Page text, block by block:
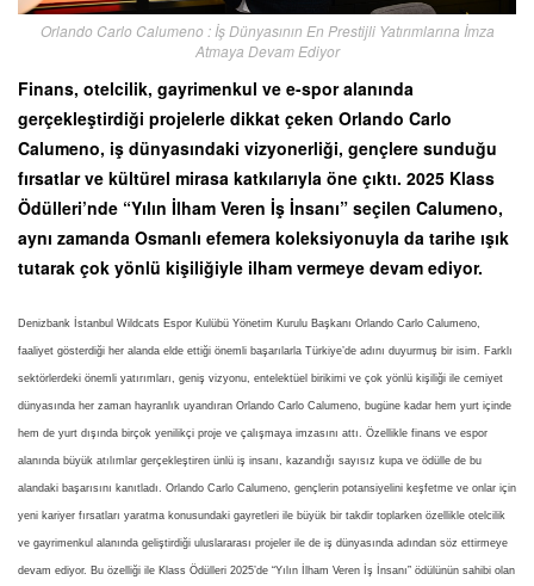
Orlando Carlo Calumeno : İş Dünyasının En Prestijli Yatırımlarına İmza
Atmaya Devam Ediyor
Finans, otelcilik, gayrimenkul ve e-spor alanında
gerçekleştirdiği projelerle dikkat çeken Orlando Carlo
Calumeno, iş dünyasındaki vizyonerliği, gençlere sunduğu
fırsatlar ve kültürel mirasa katkılarıyla öne çıktı. 2025 Klass
Ödülleri’nde “Yılın İlham Veren İş İnsanı” seçilen Calumeno,
aynı zamanda Osmanlı efemera koleksiyonuyla da tarihe ışık
tutarak çok yönlü kişiliğiyle ilham vermeye devam ediyor.
Denizbank İstanbul Wildcats Espor Kulübü Yönetim Kurulu Başkanı Orlando Carlo Calumeno,
faaliyet gösterdiği her alanda elde ettiği önemli başarılarla Türkiye’de adını duyurmuş bir isim. Farklı
sektörlerdeki önemli yatırımları, geniş vizyonu, entelektüel birikimi ve çok yönlü kişiliği ile cemiyet
dünyasında her zaman hayranlık uyandıran Orlando Carlo Calumeno, bugüne kadar hem yurt içinde
hem de yurt dışında birçok yenilikçi proje ve çalışmaya imzasını attı. Özellikle finans ve espor
alanında büyük atılımlar gerçekleştiren ünlü iş insanı, kazandığı sayısız kupa ve ödülle de bu
alandaki başarısını kanıtladı. Orlando Carlo Calumeno, gençlerin potansiyelini keşfetme ve onlar için
yeni kariyer fırsatları yaratma konusundaki gayretleri ile büyük bir takdir toplarken özellikle otelcilik
ve gayrimenkul alanında geliştirdiği uluslararası projeler ile de iş dünyasında adından söz ettirmeye
devam ediyor. Bu özelliği ile Klass Ödülleri 2025’de “Yılın İlham Veren İş İnsanı” ödülünün sahibi olan